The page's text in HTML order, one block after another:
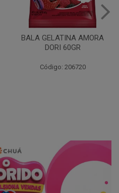
BALA GELATINA AMORA
DORI 60GR
Código: 206720